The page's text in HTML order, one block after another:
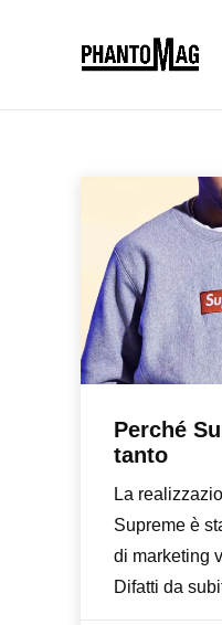
Perché
tanto
La
Supreme è
di marketing
Difatti da